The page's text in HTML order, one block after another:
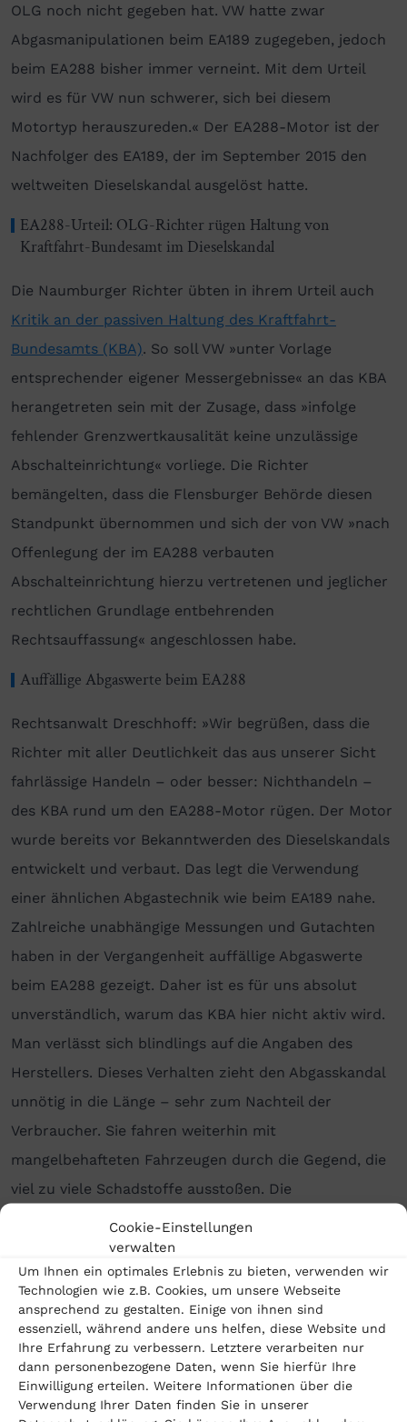
Cookie-Einstellungen
verwalten
Um Ihnen ein optimales Erlebnis zu bieten, verwenden wir
Technologien wie z.B. Cookies, um unsere Webseite
ansprechend zu gestalten. Einige von ihnen sind
essenziell, während andere uns helfen, diese Website und
Ihre Erfahrung zu verbessern. Letztere verarbeiten nur
dann personenbezogene Daten, wenn Sie hierfür Ihre
Einwilligung erteilen. Weitere Informationen über die
Verwendung Ihrer Daten finden Sie in unserer
OLG noch nicht gegeben hat. VW hatte zwar
Abgasmanipulationen beim EA189 zugegeben, jedoch
beim EA288 bisher immer verneint. Mit dem Urteil
wird es für VW nun schwerer, sich bei diesem
Motortyp herauszureden.« Der EA288-Motor ist der
Nachfolger des EA189, der im September 2015 den
weltweiten Dieselskandal ausgelöst hatte.
EA288-Urteil: OLG-Richter rügen Haltung von
Kraftfahrt-Bundesamt im Dieselskandal
Die Naumburger Richter übten in ihrem Urteil auch
Kritik an der passiven Haltung des Kraftfahrt-
Bundesamts (KBA). So soll VW »unter Vorlage
entsprechender eigener Messergebnisse« an das KBA
herangetreten sein mit der Zusage, dass »infolge
fehlender Grenzwertkausalität keine unzulässige
Abschalteinrichtung« vorliege. Die Richter
bemängelten, dass die Flensburger Behörde diesen
Standpunkt übernommen und sich der von VW »nach
Offenlegung der im EA288 verbauten
Abschalteinrichtung hierzu vertretenen und jeglicher
rechtlichen Grundlage entbehrenden
Rechtsauffassung« angeschlossen habe.
Auffällige Abgaswerte beim EA288
Rechtsanwalt Dreschhoff: »Wir begrüßen, dass die
Richter mit aller Deutlichkeit das aus unserer Sicht
fahrlässige Handeln – oder besser: Nichthandeln –
des KBA rund um den EA288-Motor rügen. Der Motor
wurde bereits vor Bekanntwerden des Dieselskandals
entwickelt und verbaut. Das legt die Verwendung
einer ähnlichen Abgastechnik wie beim EA189 nahe.
Zahlreiche unabhängige Messungen und Gutachten
haben in der Vergangenheit auffällige Abgaswerte
beim EA288 gezeigt. Daher ist es für uns absolut
unverständlich, warum das KBA hier nicht aktiv wird.
Man verlässt sich blindlings auf die Angaben des
Herstellers. Dieses Verhalten zieht den Abgasskandal
unnötig in die Länge – sehr zum Nachteil der
Verbraucher. Sie fahren weiterhin mit
mangelbehafteten Fahrzeugen durch die Gegend, die
viel zu viele Schadstoffe ausstoßen. Die
Schadensersatzansprüche der Kunden schmelzen mit
jedem weiteren Tag dahin.«
OLG-Urteil positiv für geschädigte EA288-Besitzer
Geschädigte EA288-Dieselfahrer sieht Dreschhoff mit
dem aktuellen OLG-Urteil gestärkt. Daher empfiehlt
er allen Besitzern von betroffenen VW-Fahrzeugen
zur Prüfung, ob sie Ansprüche gegenüber dem